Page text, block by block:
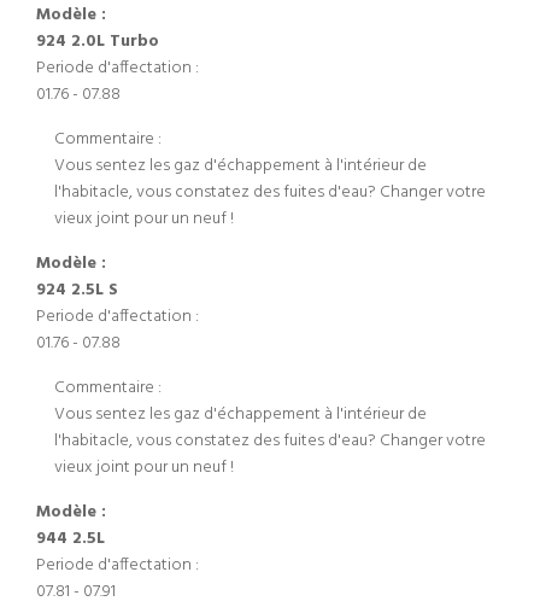
Modèle :
924 2.0L Turbo
Periode d'affectation :
01.76 - 07.88
Commentaire :
Vous sentez les gaz d'échappement à l'intérieur de
l'habitacle, vous constatez des fuites d'eau? Changer votre
vieux joint pour un neuf !
Modèle :
924 2.5L S
Periode d'affectation :
01.76 - 07.88
Commentaire :
Vous sentez les gaz d'échappement à l'intérieur de
l'habitacle, vous constatez des fuites d'eau? Changer votre
vieux joint pour un neuf !
Modèle :
944 2.5L
Periode d'affectation :
07.81 - 07.91